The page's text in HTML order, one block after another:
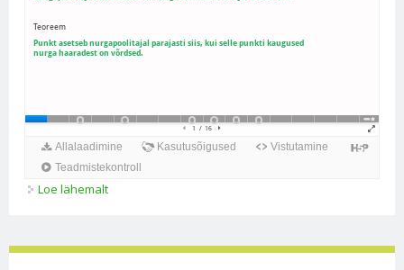
Loe lähemalt